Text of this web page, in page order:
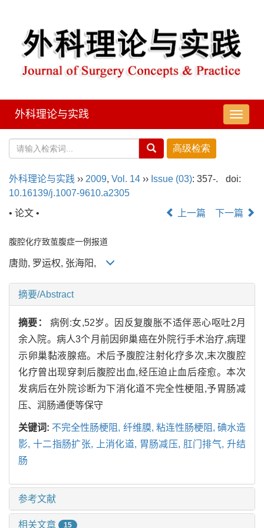
导
航
外科理论与实践
外科理论与实践 ›› 2009, Vol. 14 ›› Issue (03): 357-.
doi:
10.16139/j.1007-9610.a2305
• 论文 •
上一篇 下一篇
腹腔化疗致茧腹症一例报道
唐勋, 罗运权, 张海阳,
摘要/Abstract
摘要： 病例:女,52岁。因反复腹胀不适伴恶心呕吐2月
余入院。病人3个月前因卵巢癌在外院行手术治疗,病理
示卵巢黏液腺癌。术后予腹腔注射化疗多次,末次腹腔
化疗曾出现穿刺后腹腔出血,经压迫止血后痊愈。本次
发病后在外院诊断为下消化道不完全性梗阻,予胃肠减
压、润肠通便等保守
关键词: 不完全性肠梗阻, 纤维膜, 粘连性肠梗阻, 碘水造
影, 十二指肠扩张, 上消化道, 胃肠减压, 肛门排气, 升结
肠
参考文献
相关文章 15